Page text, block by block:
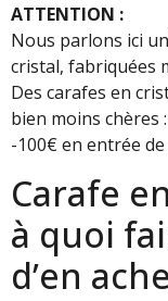
ATTENTION :
Nous parlons ici
cristal, fabriquées
Des carafes en
bien moins
-100€ en entrée
Carafe
à quoi
d’en